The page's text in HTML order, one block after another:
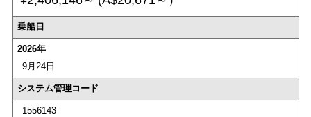
乗船日
2026年
9月24日
システム管理コード
1556143